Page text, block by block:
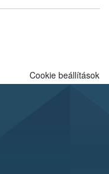
elleni további
termesztésben is
Cookie beállítások